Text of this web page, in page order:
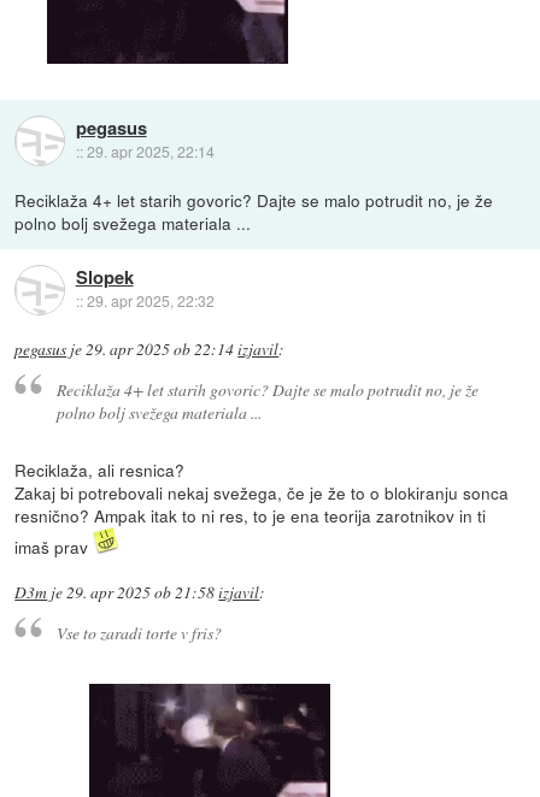
pegasus
::29. apr 2025, 22:14
Reciklaža 4+ let starih govoric? Dajte se malo potrudit no, je že
polno bolj svežega materiala ...
Slopek
::29. apr 2025, 22:32
pegasus je29. apr 2025 ob 22:14izjavil:
Reciklaža 4+ let starih govoric? Dajte se malo potrudit no, je že
polno bolj svežega materiala ...
Reciklaža, ali resnica?
Zakaj bi potrebovali nekaj svežega, če je že to o blokiranju sonca
resnično? Ampak itak to ni res, to je ena teorija zarotnikov in ti
imaš prav
D3m je29. apr 2025 ob 21:58izjavil:
Vse to zaradi torte v fris?